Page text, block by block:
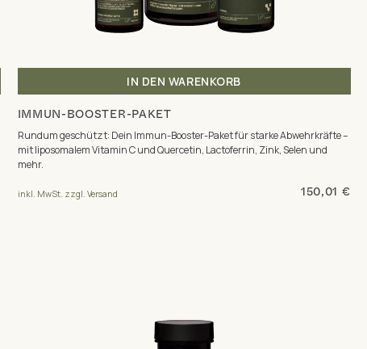
IN DEN WARENKORB
IMMUN-BOOSTER-PAKET
Rundum geschützt: Dein Immun-Booster-Paket für starke Abwehrkräfte –
mit liposomalem Vitamin C und Quercetin, Lactoferrin, Zink, Selen und
mehr.
inkl. MwSt. zzgl. Versand 150,01 €